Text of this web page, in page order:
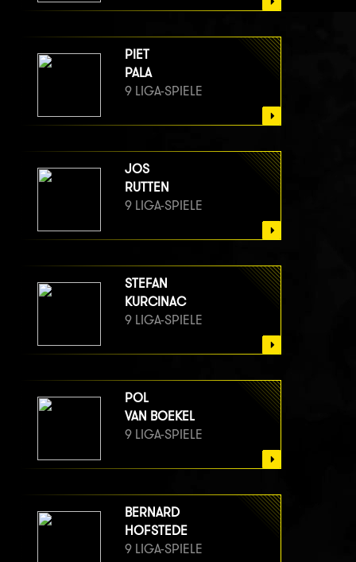
PIET
PALA
9 LIGA-SPIELE
JOS
RUTTEN
9 LIGA-SPIELE
STEFAN
KURCINAC
9 LIGA-SPIELE
POL
VAN BOEKEL
9 LIGA-SPIELE
BERNARD
HOFSTEDE
9 LIGA-SPIELE